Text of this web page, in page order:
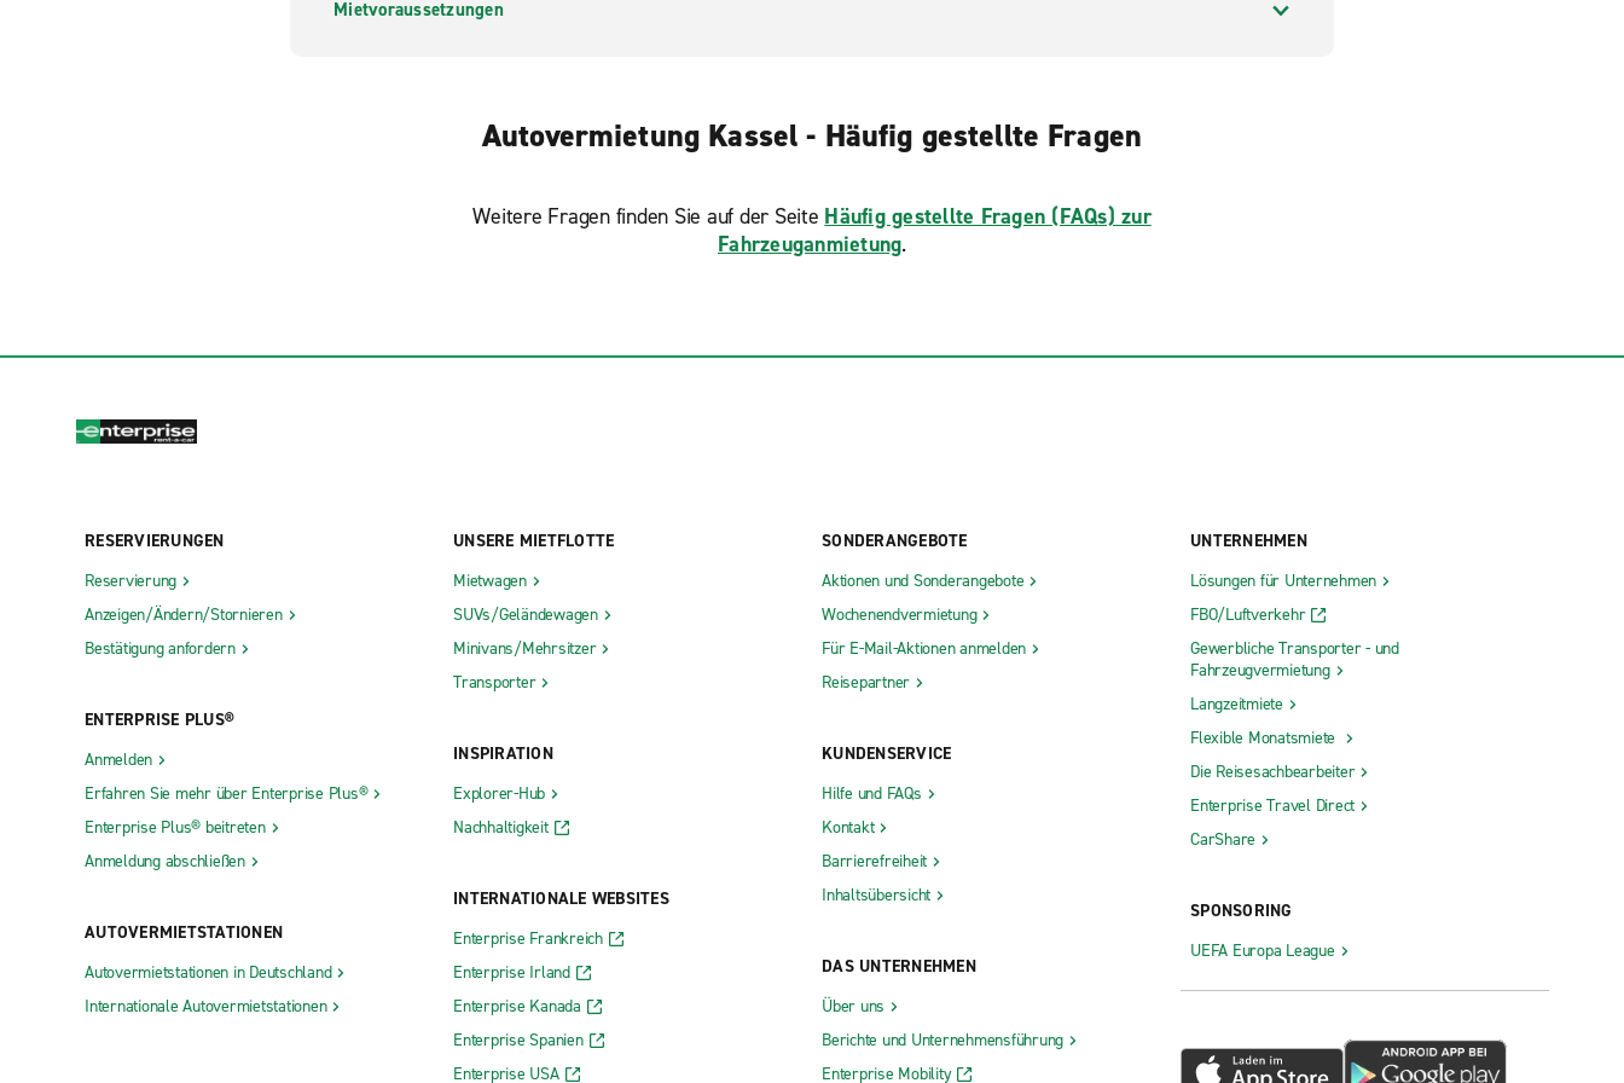
Mietvoraussetzungen
Autovermietung Kassel - Häufig gestellte Fragen
Weitere Fragen finden Sie auf der Seite Häufig gestellte Fragen (FAQs) zur
Fahrzeuganmietung.
RESERVIERUNGEN
Reservierung
Anzeigen/Ändern/Stornieren
Bestätigung anfordern
ENTERPRISE PLUS®
Anmelden
Erfahren Sie mehr über Enterprise Plus®
Enterprise Plus® beitreten
Anmeldung abschließen
AUTOVERMIETSTATIONEN
Autovermietstationen in Deutschland
Internationale Autovermietstationen
UNSERE MIETFLOTTE
Mietwagen
SUVs/Geländewagen
Minivans/Mehrsitzer
Transporter
INSPIRATION
Explorer-Hub
Nachhaltigkeit
INTERNATIONALE WEBSITES
Enterprise Frankreich
Enterprise Irland
Enterprise Kanada
Enterprise Spanien
Enterprise USA
SONDERANGEBOTE
Aktionen und Sonderangebote
Wochenendvermietung
Für E-Mail-Aktionen anmelden
Reisepartner
KUNDENSERVICE
Hilfe und FAQs
Kontakt
Barrierefreiheit
Inhaltsübersicht
DAS UNTERNEHMEN
Über uns
Berichte und Unternehmensführung
Enterprise Mobility
UNTERNEHMEN
Lösungen für Unternehmen
FBO/Luftverkehr
Gewerbliche Transporter - und
Fahrzeugvermietung
Langzeitmiete
Flexible Monatsmiete
Die Reisesachbearbeiter
Enterprise Travel Direct
CarShare
SPONSORING
UEFA Europa League